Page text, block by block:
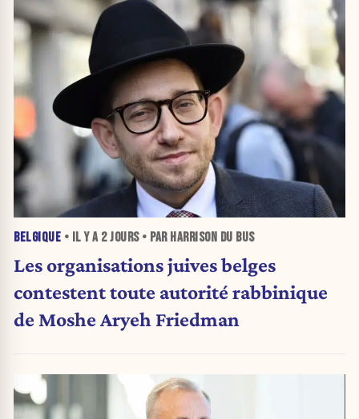
BELGIQUE • IL Y A 2 JOURS• PAR HARRISON DU BUS
Les organisations juives belges
contestent toute autorité rabbinique
de Moshe Aryeh Friedman